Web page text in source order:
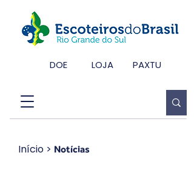
DOE LOJA PAXTU
Início > Notícias